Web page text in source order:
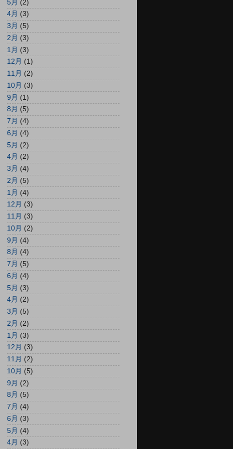
5月 (2)
4月 (3)
3月 (5)
2月 (3)
1月 (3)
12月 (1)
11月 (2)
10月 (3)
9月 (1)
8月 (5)
7月 (4)
6月 (4)
5月 (2)
4月 (2)
3月 (4)
2月 (5)
1月 (4)
12月 (3)
11月 (3)
10月 (2)
9月 (4)
8月 (4)
7月 (5)
6月 (4)
5月 (3)
4月 (2)
3月 (5)
2月 (2)
1月 (3)
12月 (3)
11月 (2)
10月 (5)
9月 (2)
8月 (5)
7月 (4)
6月 (3)
5月 (4)
4月 (3)